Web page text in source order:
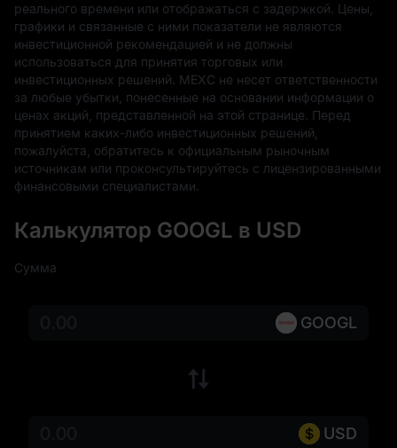
реального времени или отображаться с задержкой. Цены,
графики и связанные с ними показатели не являются
инвестиционной рекомендацией и не должны
использоваться для принятия торговых или
инвестиционных решений. MEXC не несет ответственности
за любые убытки, понесенные на основании информации о
ценах акций, представленной на этой странице. Перед
принятием каких-либо инвестиционных решений,
пожалуйста, обратитесь к официальным рыночным
источникам или проконсультируйтесь с лицензированными
финансовыми специалистами.
Калькулятор GOOGL в USD
Сумма
GOOGL
USD